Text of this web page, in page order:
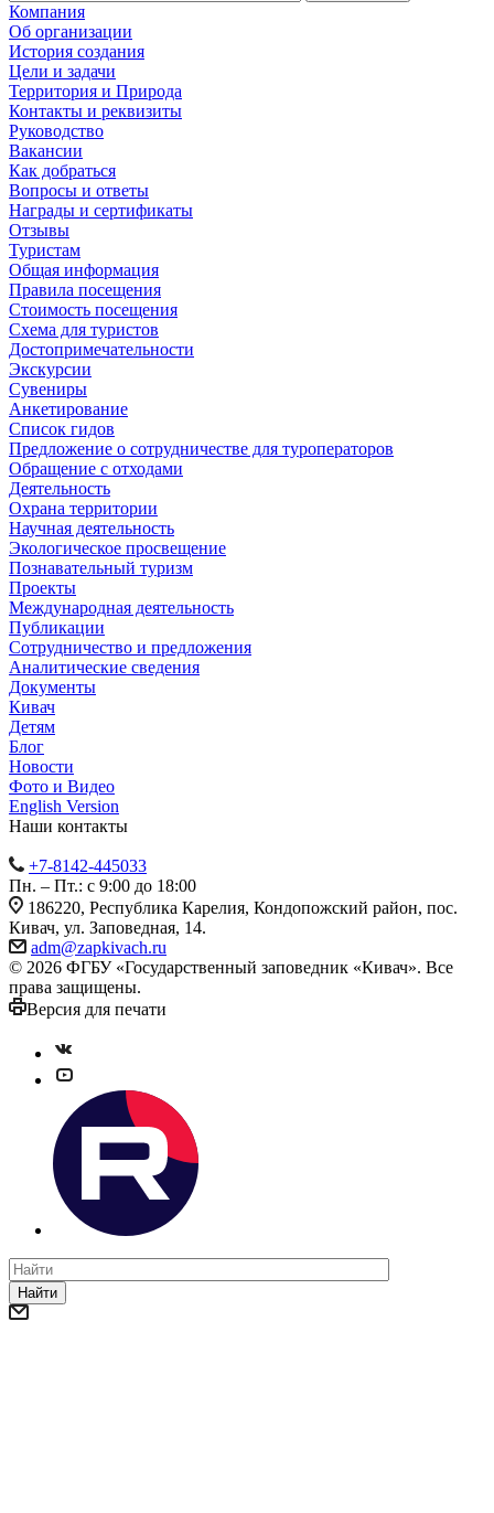
Компания
Об организации
История создания
Цели и задачи
Территория и Природа
Контакты и реквизиты
Руководство
Вакансии
Как добраться
Вопросы и ответы
Награды и сертификаты
Отзывы
Туристам
Общая информация
Правила посещения
Стоимость посещения
Схема для туристов
Достопримечательности
Экскурсии
Сувениры
Анкетирование
Список гидов
Предложение о сотрудничестве для туроператоров
Обращение с отходами
Деятельность
Охрана территории
Научная деятельность
Экологическое просвещение
Познавательный туризм
Проекты
Международная деятельность
Публикации
Сотрудничество и предложения
Аналитические сведения
Документы
Кивач
Детям
Блог
Новости
Фото и Видео
English Version
Наши контакты
+7-8142-445033
Пн. – Пт.: с 9:00 до 18:00
186220, Республика Карелия, Кондопожский район, пос.
Кивач, ул. Заповедная, 14.
adm@zapkivach.ru
© 2026 ФГБУ «Государственный заповедник «Кивач». Все
права защищены.
Версия для печати
Найти